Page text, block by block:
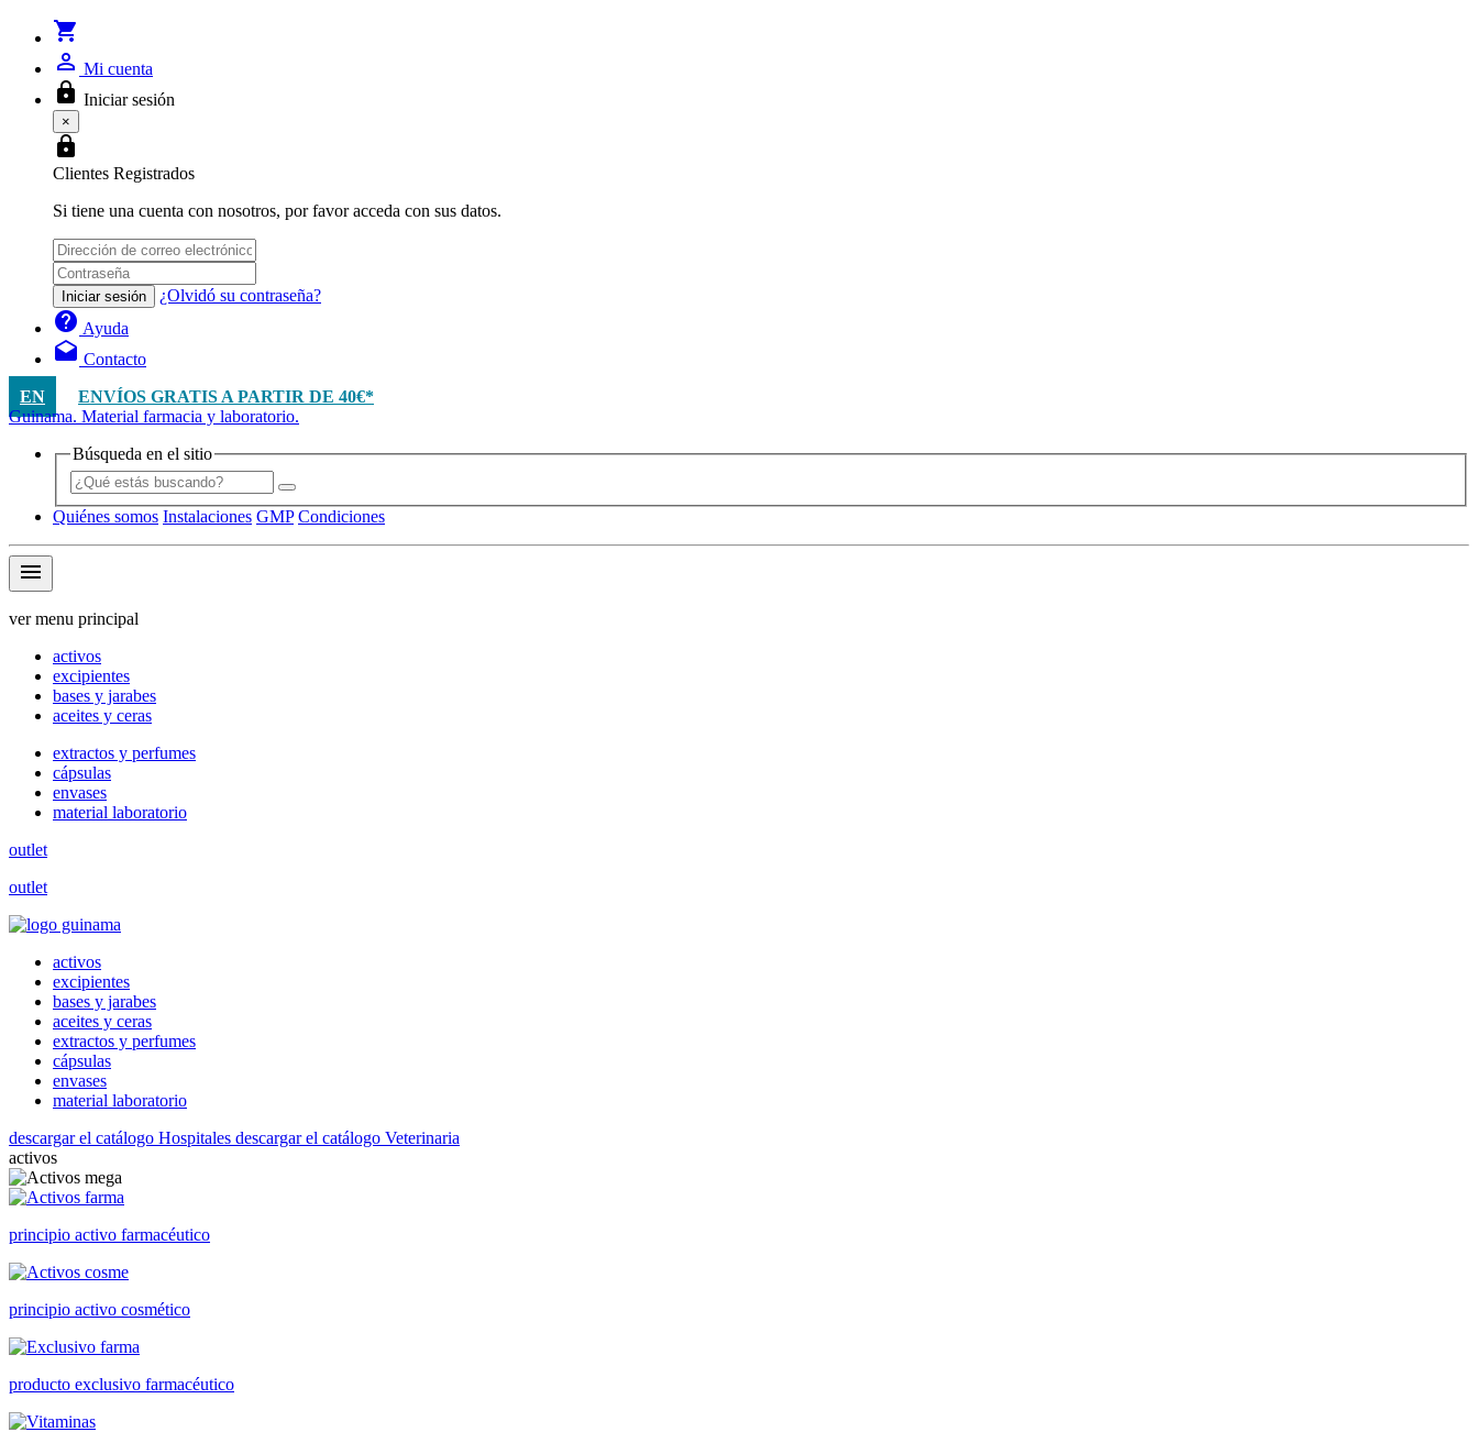
shopping_cart
person_outline Mi cuenta
lock Iniciar sesión
×
lock
Clientes Registrados
Si tiene una cuenta con nosotros, por favor acceda con sus datos.
Iniciar sesión ¿Olvidó su contraseña?
help Ayuda
drafts Contacto
EN
ENVÍOS GRATIS A PARTIR DE 40€*
Guinama. Material farmacia y laboratorio.
Búsqueda en el sitio
Quiénes somos Instalaciones GMP Condiciones
menu
ver menu principal
activos
excipientes
bases y jarabes
aceites y ceras
extractos y perfumes
cápsulas
envases
material laboratorio
outlet
outlet
activos
excipientes
bases y jarabes
aceites y ceras
extractos y perfumes
cápsulas
envases
material laboratorio
descargar el catálogo Hospitales descargar el catálogo Veterinaria
activos
principio activo farmacéutico
principio activo cosmético
producto exclusivo farmacéutico